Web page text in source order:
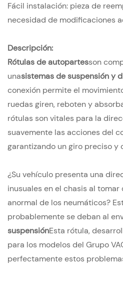
Fácil instalación: pieza de
necesidad de modificaciones
Descripción:
Rótulas de autopartesson
unasistemas de suspensión y
conexión permite el
ruedas giren, reboten y
rótulas son vitales para la
suavemente las acciones del
garantizando un giro preciso y
¿Su vehículo presenta una
inusuales en el chasis al
anormal de los neumáticos?
probablemente se deban al
suspensiónEsta rótula,
para los modelos del Grupo
perfectamente estos